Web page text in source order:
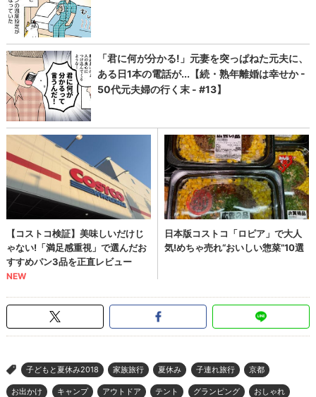
> 子どもと夏休み2018 家族旅行 夏休み 子連れ旅行 京都
お出かけ キャンプ アウトドア テント グランピング おしゃれ